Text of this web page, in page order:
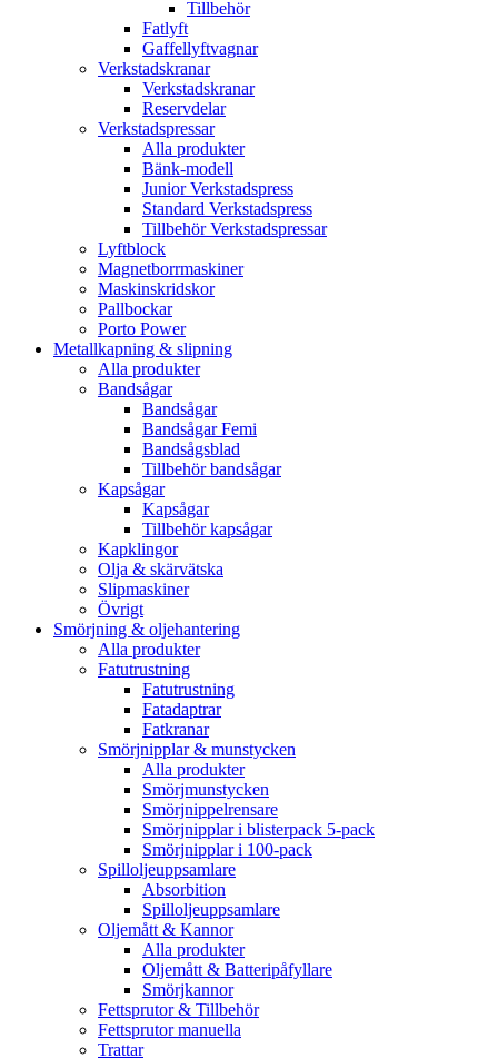
Tillbehör
Fatlyft
Gaffellyftvagnar
Verkstadskranar
Verkstadskranar
Reservdelar
Verkstadspressar
Alla produkter
Bänk-modell
Junior Verkstadspress
Standard Verkstadspress
Tillbehör Verkstadspressar
Lyftblock
Magnetborrmaskiner
Maskinskridskor
Pallbockar
Porto Power
Metallkapning & slipning
Alla produkter
Bandsågar
Bandsågar
Bandsågar Femi
Bandsågsblad
Tillbehör bandsågar
Kapsågar
Kapsågar
Tillbehör kapsågar
Kapklingor
Olja & skärvätska
Slipmaskiner
Övrigt
Smörjning & oljehantering
Alla produkter
Fatutrustning
Fatutrustning
Fatadaptrar
Fatkranar
Smörjnipplar & munstycken
Alla produkter
Smörjmunstycken
Smörjnippelrensare
Smörjnipplar i blisterpack 5-pack
Smörjnipplar i 100-pack
Spilloljeuppsamlare
Absorbition
Spilloljeuppsamlare
Oljemått & Kannor
Alla produkter
Oljemått & Batteripåfyllare
Smörjkannor
Fettsprutor & Tillbehör
Fettsprutor manuella
Trattar